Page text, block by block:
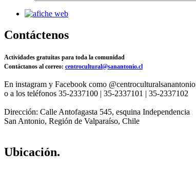
Contáctenos
Actividades gratuitas para toda la comunidad
Contáctanos al correo: centrocultural@sanantonio.cl
En instagram y Facebook como @centroculturalsanantonio
o a los teléfonos 35-2337100 | 35-2337101 | 35-2337102
Dirección: Calle Antofagasta 545, esquina Independencia
San Antonio, Región de Valparaíso, Chile
Ubicación.